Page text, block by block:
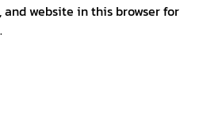
and website in this browser for